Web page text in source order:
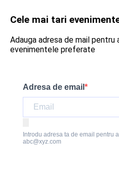
Cele mai tari
Adauga adresa de mail
evenimentele preferate
Adresa de email
Introdu adresa ta de email pentru
abc@xyz.com